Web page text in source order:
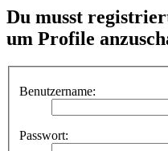
Du musst
um Profile
Benutzername:
Passwort: